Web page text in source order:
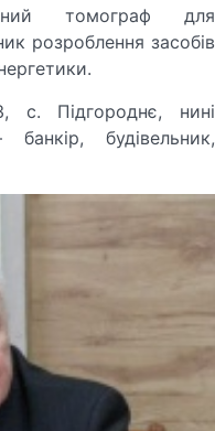
томограф для
розроблення засобів
с. Підгороднє, нині
будівельник,